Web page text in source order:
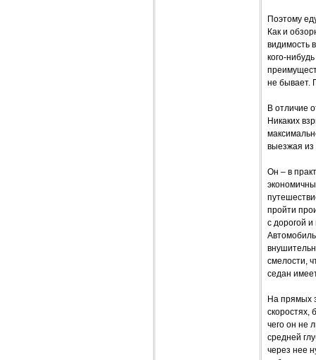
Поэтому
Как и
видимость
кого-
не бывает.
В отличие
Никаких
выезжая из
Он – в
пройти
с дорогой
смелости,
седан
На прямых
скоростях,
чего он не
средней
через нее